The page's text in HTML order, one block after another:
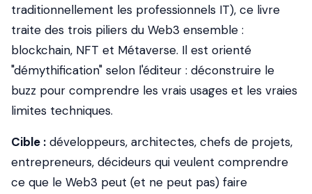
traditionnellement les professionnels IT), ce livre
traite des trois piliers du Web3 ensemble :
blockchain, NFT et Métaverse. Il est orienté
"démythification" selon l'éditeur : déconstruire le
buzz pour comprendre les vrais usages et les vraies
limites techniques.
Cible : développeurs, architectes, chefs de projets,
entrepreneurs, décideurs qui veulent comprendre
ce que le Web3 peut (et ne peut pas) faire